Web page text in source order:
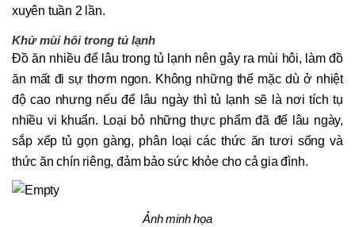
xuyên tuần 2 lần.
Khử mùi hôi trong tủ lạnh
Đồ ăn nhiều để lâu trong tủ lạnh nên gây ra mùi hôi, làm đồ
ăn mất đi sự thơm ngon. Không những thế mặc dù ở nhiệt
độ cao nhưng nếu để lâu ngày thì tủ lạnh sẽ là nơi tích tụ
nhiều vi khuẩn. Loại bỏ những thực phẩm đã để lâu ngày,
sắp xếp tủ gọn gàng, phân loại các thức ăn tươi sống và
thức ăn chín riêng, đảm bảo sức khỏe cho cả gia đình.
Ảnh minh họa